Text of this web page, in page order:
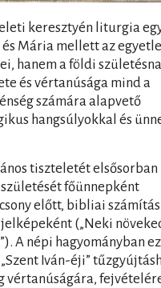
keresztyén liturgia
Mária mellett az
hanem a földi
és vértanúsága mind a
számára alapvető
hangsúlyokkal és
tiszteletét elsősorban
főünnepként
előtt, bibliai számítás
(„Neki
A népi hagyományban
Iván-éji”
vértanúságára,